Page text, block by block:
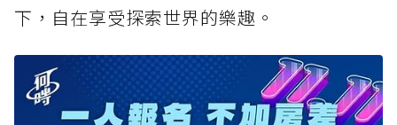
下，自在享受探索世界的樂趣。